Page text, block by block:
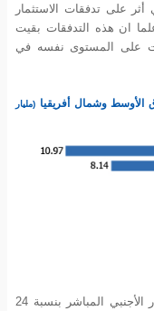
على تدفقات الاستثمار
ان هذه التدفقات بقيت
على المستوى نفسه في
الأوسط وشمال أفريقيا (مليار
أما بالنسبة إلى لبنان، تراجعت تدفقات الاستثمار الأجنبي المباشر بنسبة 24